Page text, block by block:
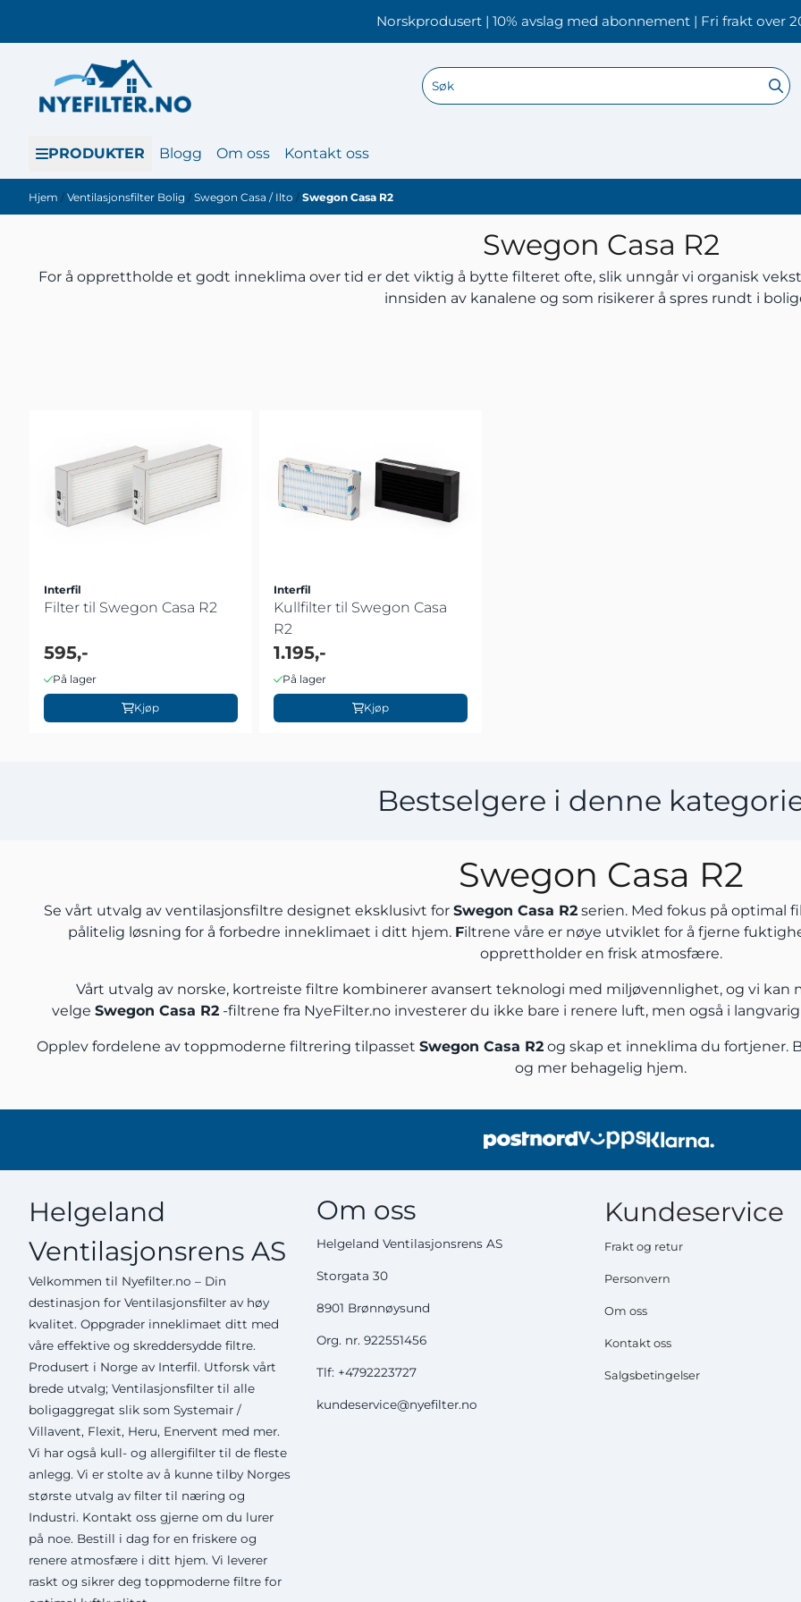
Norskprodusert | 10% avslag med abonnement | Fri frakt over
PRODUKTER Blogg Om oss Kontakt oss
Hjem / Ventilasjonsfilter Bolig / Swegon Casa / Ilto / Swegon Casa R2
Swegon Casa R2
For å opprettholde et godt inneklima over tid er det viktig å bytte filteret ofte, slik unngår vi organisk
innsiden av kanalene og som risikerer å spres rundt i
Interfil
Filter til Swegon Casa R2
595,-
På lager
Kjøp
Interfil
Kullfilter til Swegon Casa
R2
1.195,-
På lager
Kjøp
Bestselgere i denne
Swegon Casa R2
Se vårt utvalg av ventilasjonsfiltre designet eksklusivt for Swegon Casa R2serien. Med fokus på optimal
pålitelig løsning for å forbedre inneklimaet i ditt hjem. Filtrene våre er nøye utviklet for å fjerne
opprettholder en frisk atmosfære.
Vårt utvalg av norske, kortreiste filtre kombinerer avansert teknologi med miljøvennlighet, og vi kan
velge Swegon Casa R2 -filtrene fra NyeFilter.no investerer du ikke bare i renere luft, men også i
Opplev fordelene av toppmoderne filtrering tilpasset Swegon Casa R2 og skap et inneklima du fortjener.
og mer behagelig hjem.
Helgeland
Ventilasjonsrens AS
Velkommen til Nyefilter.no – Din
destinasjon for Ventilasjonsfilter av høy
kvalitet. Oppgrader inneklimaet ditt med
våre effektive og skreddersydde filtre.
Produsert i Norge av Interfil. Utforsk vårt
brede utvalg; Ventilasjonsfilter til alle
boligaggregat slik som Systemair /
Villavent, Flexit, Heru, Enervent med mer.
Vi har også kull- og allergifilter til de fleste
anlegg. Vi er stolte av å kunne tilby Norges
største utvalg av filter til næring og
Industri. Kontakt oss gjerne om du lurer
på noe. Bestill i dag for en friskere og
renere atmosfære i ditt hjem. Vi leverer
raskt og sikrer deg toppmoderne filtre for
Om oss
Helgeland Ventilasjonsrens AS
Storgata 30
8901 Brønnøysund
Org. nr. 922551456
Tlf: +4792223727
kundeservice@nyefilter.no
Kundeservice
Frakt og retur
Personvern
Om oss
Kontakt oss
Salgsbetingelser